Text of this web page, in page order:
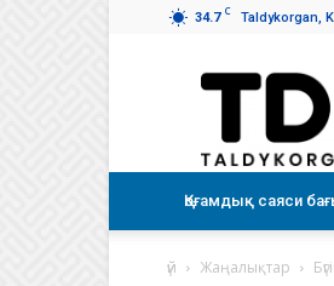
34.7 C Taldykorgan,
Талдықорған
Қоғамдық саяси
үй Жаңалықтар